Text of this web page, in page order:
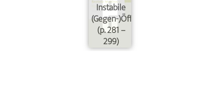
Instabile
(Gegen-)Öffentlichkeiten
(p. 281 –
299)